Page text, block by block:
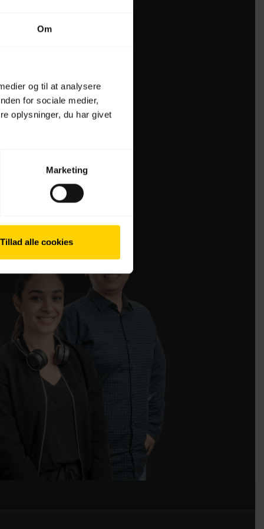
Om
og til at analysere
for sociale medier,
oplysninger, du har givet
Marketing
Tillad alle cookies